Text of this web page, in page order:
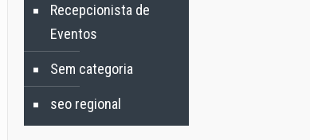
Recepcionista de
Eventos
Sem categoria
seo regional